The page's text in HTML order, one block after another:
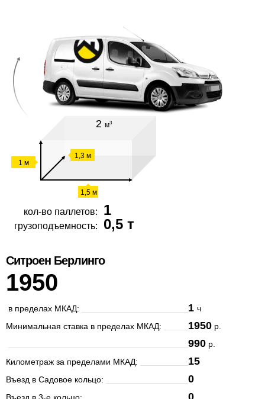
2 м3
1 м
1,3 м
1,5 м
кол-во паллетов: 1
грузоподъемность: 0,5 т
Ситроен Берлинго
1950
в пределах МКАД: 1ч
Минимальная ставка в пределах МКАД:
1950 р.
990 р.
Километраж за пределами МКАД:
15
Въезд в Садовое кольцо: 0